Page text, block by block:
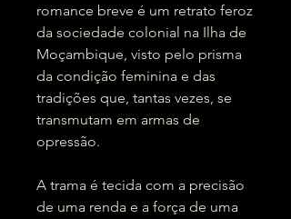
romance breve é um retrato feroz
da sociedade colonial na Ilha de
Moçambique, visto pelo prisma
da condição feminina e das
tradições que, tantas vezes, se
transmutam em armas de
opressão.
A trama é tecida com a precisão
de uma renda e a força de uma